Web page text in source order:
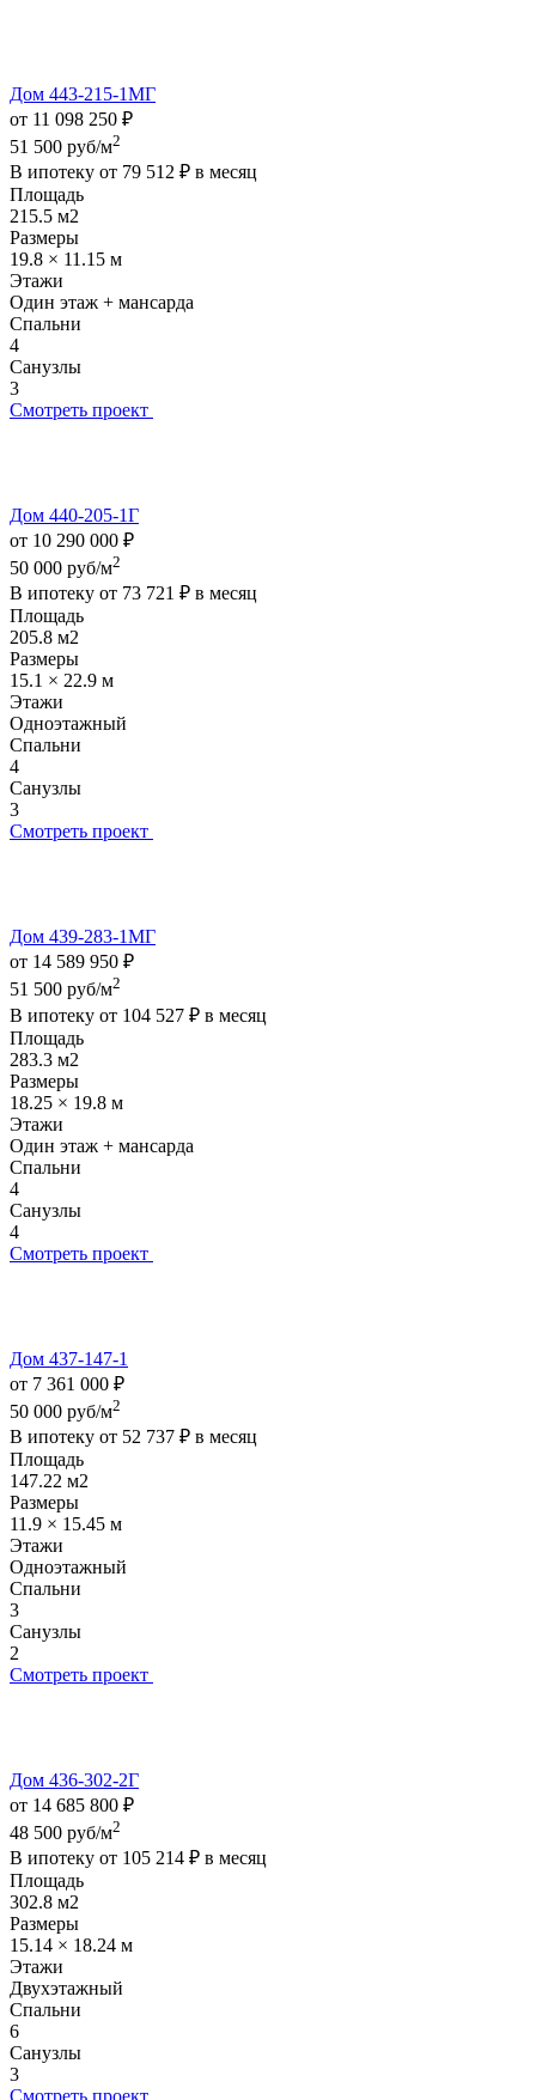
Дом 443-215-1МГ
от 11 098 250 ₽
51 500 руб/м2
В ипотеку от 79 512 ₽ в месяц
Площадь
215.5 м2
Размеры
19.8 × 11.15 м
Этажи
Один этаж + мансарда
Спальни
4
Санузлы
3
Смотреть проект
Дом 440-205-1Г
от 10 290 000 ₽
50 000 руб/м2
В ипотеку от 73 721 ₽ в месяц
Площадь
205.8 м2
Размеры
15.1 × 22.9 м
Этажи
Одноэтажный
Спальни
4
Санузлы
3
Смотреть проект
Дом 439-283-1МГ
от 14 589 950 ₽
51 500 руб/м2
В ипотеку от 104 527 ₽ в месяц
Площадь
283.3 м2
Размеры
18.25 × 19.8 м
Этажи
Один этаж + мансарда
Спальни
4
Санузлы
4
Смотреть проект
Дом 437-147-1
от 7 361 000 ₽
50 000 руб/м2
В ипотеку от 52 737 ₽ в месяц
Площадь
147.22 м2
Размеры
11.9 × 15.45 м
Этажи
Одноэтажный
Спальни
3
Санузлы
2
Смотреть проект
Дом 436-302-2Г
от 14 685 800 ₽
48 500 руб/м2
В ипотеку от 105 214 ₽ в месяц
Площадь
302.8 м2
Размеры
15.14 × 18.24 м
Этажи
Двухэтажный
Спальни
6
Санузлы
3